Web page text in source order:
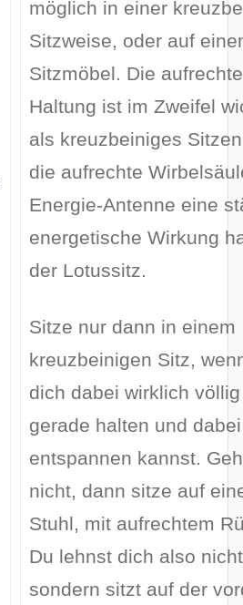
möglich in einer
Sitzweise, oder auf
Sitzmöbel. Die aufrechte
Haltung ist im Zweifel
als kreuzbeiniges
die aufrechte
Energie-Antenne eine
energetische Wirkung
der Lotussitz.
Sitze nur dann in einem
kreuzbeinigen Sitz,
dich dabei wirklich völlig
gerade halten und dabei
entspannen kannst.
nicht, dann sitze auf
Stuhl, mit aufrechtem
Du lehnst dich also
sondern sitzt auf der